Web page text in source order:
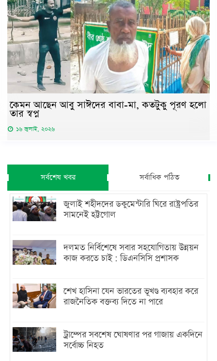
কেমন আছেন আবু সাঈদের বাবা-মা, কতটুকু পূরণ হলো
তার স্বপ্ন
১৬ জুলাই, ২০২৬
সর্বশেষ খবর সর্বাধিক পঠিত
জুলাই শহীদদের ডকুমেন্টারি ঘিরে রাষ্ট্রপতির
সামনেই হট্টগোল
দলমত নির্বিশেষে সবার সহযোগিতায় উন্নয়ন
কাজ করতে চাই : ডিএনসিসি প্রশাসক
শেখ হাসিনা যেন ভারতের ভূখণ্ড ব্যবহার করে
রাজনৈতিক বক্তব্য দিতে না পারে
ট্রাম্পের সবশেষ ঘোষণার পর গাজায় একদিনে
সর্বোচ্চ নিহত